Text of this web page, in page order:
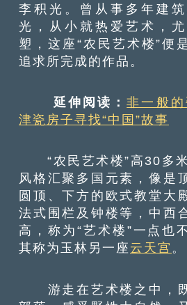
李积光。曾从事多年建
光，从小就热爱艺术，
塑，这座“农民艺术楼”便
追求所完成的作品。
延伸阅读：非一般
津瓷房子寻找“中国”故事
“农民艺术楼”高30多
风格汇聚多国元素，像是
圆顶、下方的欧式教堂大
法式围栏及钟楼等，中西
高，称为“艺术楼”一点也
其称为玉林另一座云天宫。
游走在艺术楼之中，